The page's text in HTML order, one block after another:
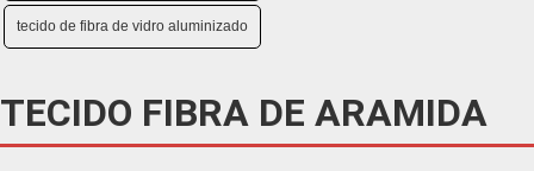
tecido de fibra de vidro aluminizado
TECIDO FIBRA DE ARAMIDA